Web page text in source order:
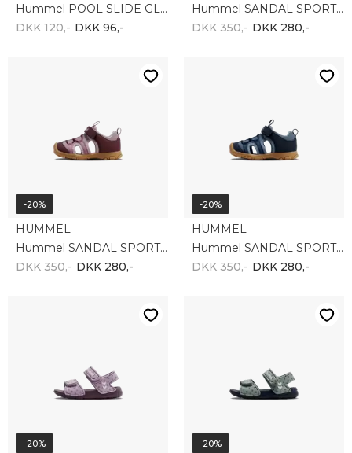
Hummel POOL SLIDE GLITTER JR 228535-2509
DKK 120,- DKK 96,-
Hummel SANDAL SPORT INFANT 232790-2267
DKK 350,- DKK 280,-
-20%
HUMMEL
Hummel SANDAL SPORT INFANT 232790-3720
DKK 350,- DKK 280,-
-20%
HUMMEL
Hummel SANDAL SPORT INFANT 232790-7986
DKK 350,- DKK 280,-
-20% -20%